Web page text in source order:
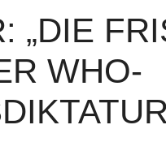
„DIE
WHO-